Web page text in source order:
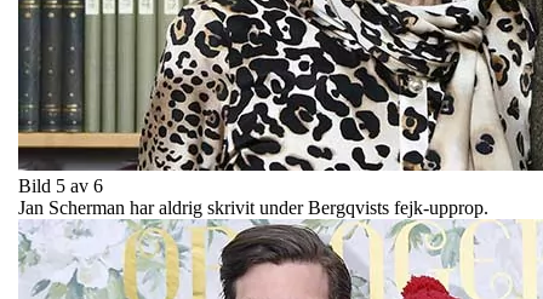
Bild 5 av 6
Jan Scherman har aldrig skrivit under Bergqvists fejk-upprop.